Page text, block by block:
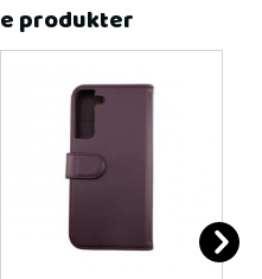
produkter